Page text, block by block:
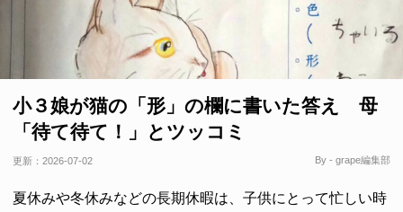
小３娘が猫の「形」の欄に書いた答え 母
「待て待て！」とツッコミ
更新： 2026-07-02 By - grape編集部
夏休みや冬休みなどの長期休暇は、子供にとって忙しい時